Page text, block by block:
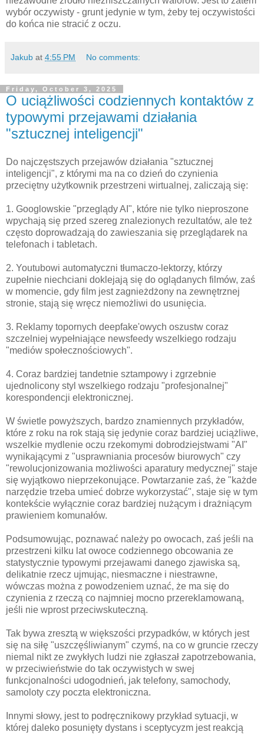
wybór oczywisty - grunt jedynie w tym, żeby tej oczywistości
do końca nie stracić z oczu.
Jakub at 4:55 PM No comments:
Friday, October 3, 2025
O uciążliwości codziennych kontaktów z
typowymi przejawami działania
"sztucznej inteligencji"
Do najczęstszych przejawów działania "sztucznej
inteligencji", z którymi ma na co dzień do czynienia
przeciętny użytkownik przestrzeni wirtualnej, zaliczają się:
1. Googlowskie "przeglądy AI", które nie tylko nieproszone
wpychają się przed szereg znalezionych rezultatów, ale też
często doprowadzają do zawieszania się przeglądarek na
telefonach i tabletach.
2. Youtubowi automatyczni tłumaczo-lektorzy, którzy
zupełnie niechciani doklejają się do oglądanych filmów, zaś
w momencie, gdy film jest zagnieżdżony na zewnętrznej
stronie, stają się wręcz niemożliwi do usunięcia.
3. Reklamy topornych deepfake'owych oszustw coraz
szczelniej wypełniające newsfeedy wszelkiego rodzaju
"mediów społecznościowych".
4. Coraz bardziej tandetnie sztampowy i zgrzebnie
ujednolicony styl wszelkiego rodzaju "profesjonalnej"
korespondencji elektronicznej.
W świetle powyższych, bardzo znamiennych przykładów,
które z roku na rok stają się jedynie coraz bardziej uciążliwe,
wszelkie mydlenie oczu rzekomymi dobrodziejstwami "AI"
wynikającymi z "usprawniania procesów biurowych" czy
"rewolucjonizowania możliwości aparatury medycznej" staje
się wyjątkowo nieprzekonujące. Powtarzanie zaś, że "każde
narzędzie trzeba umieć dobrze wykorzystać", staje się w tym
kontekście wyłącznie coraz bardziej nużącym i drażniącym
prawieniem komunałów.
Podsumowując, poznawać należy po owocach, zaś jeśli na
przestrzeni kilku lat owoce codziennego obcowania ze
statystycznie typowymi przejawami danego zjawiska są,
delikatnie rzecz ujmując, niesmaczne i niestrawne,
wówczas można z powodzeniem uznać, że ma się do
czynienia z rzeczą co najmniej mocno przereklamowaną,
jeśli nie wprost przeciwskuteczną.
Tak bywa zresztą w większości przypadków, w których jest
się na siłę "uszczęśliwianym" czymś, na co w gruncie rzeczy
niemal nikt ze zwykłych ludzi nie zgłaszał zapotrzebowania,
w przeciwieństwie do tak oczywistych w swej
funkcjonalności udogodnień, jak telefony, samochody,
samoloty czy poczta elektroniczna.
Innymi słowy, jest to podręcznikowy przykład sytuacji, w
której daleko posunięty dystans i sceptycyzm jest reakcją